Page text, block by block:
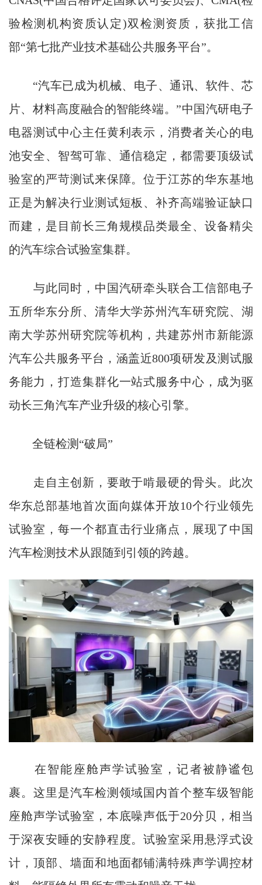
验检测机构资质认定)双检测资质，获批工信
部“第七批产业技术基础公共服务平台”。
“汽车已成为机械、电子、通讯、软件、芯
片、材料高度融合的智能终端。”中国汽研电子
电器测试中心主任黄利表示，消费者关心的电
池安全、智驾可靠、通信稳定，都需要顶级试
验室的严苛测试来保障。位于江苏的华东基地
正是为解决行业测试短板、补齐高端验证缺口
而建，是目前长三角规模品类最全、设备精尖
的汽车综合试验室集群。
与此同时，中国汽研牵头联合工信部电子
五所华东分所、清华大学苏州汽车研究院、湖
南大学苏州研究院等机构，共建苏州市新能源
汽车公共服务平台，涵盖近800项研发及测试服
务能力，打造集群化一站式服务中心，成为驱
动长三角汽车产业升级的核心引擎。
全链检测“破局”
走自主创新，要敢于啃最硬的骨头。此次
华东总部基地首次面向媒体开放10个行业领先
试验室，每一个都直击行业痛点，展现了中国
汽车检测技术从跟随到引领的跨越。
在智能座舱声学试验室，记者被静谧包
裹。这里是汽车检测领域国内首个整车级智能
座舱声学试验室，本底噪声低于20分贝，相当
于深夜安睡的安静程度。试验室采用悬浮式设
计，顶部、墙面和地面都铺满特殊声学调控材